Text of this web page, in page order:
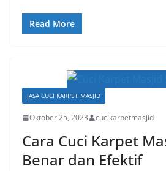
Read More
JASA CUCI KARPET MASJID
Oktober 25, 2023 cucikarpetmasjid
Cara Cuci Karpet
Benar dan Efektif